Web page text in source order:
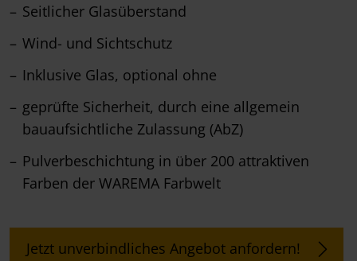
Seitlicher Glasüberstand
Wind- und Sichtschutz
Inklusive Glas, optional ohne
geprüfte Sicherheit, durch eine allgemein
bauaufsichtliche Zulassung (AbZ)
Pulverbeschichtung in über 200 attraktiven
Farben der WAREMA Farbwelt
Jetzt unverbindliches Angebot anfordern!